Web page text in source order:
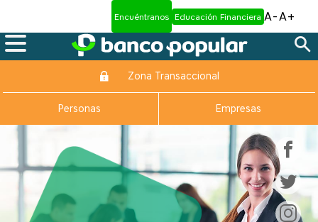
Encuéntranos Educación Financiera A-A+
Zona Transaccional
Personas Empresas